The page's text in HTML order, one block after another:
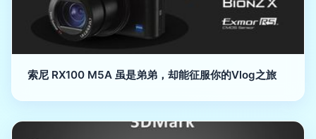
索尼 RX100 M5A 虽是弟弟，却能征服你的Vlog之旅